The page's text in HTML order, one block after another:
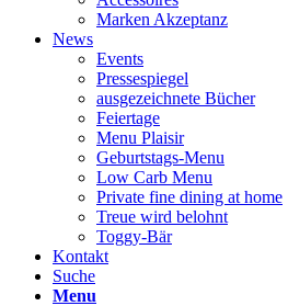
Marken Akzeptanz
News
Events
Pressespiegel
ausgezeichnete Bücher
Feiertage
Menu Plaisir
Geburtstags-Menu
Low Carb Menu
Private fine dining at home
Treue wird belohnt
Toggy-Bär
Kontakt
Suche
Menu